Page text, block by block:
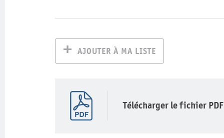
AJOUTER À MA LISTE
Télécharger le fichier PDF